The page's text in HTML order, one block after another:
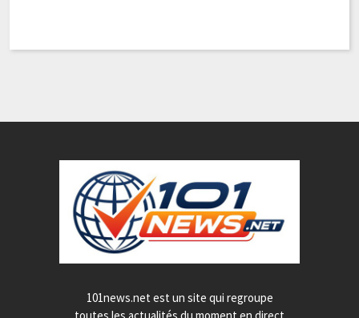
101news.net est un site qui regroupe